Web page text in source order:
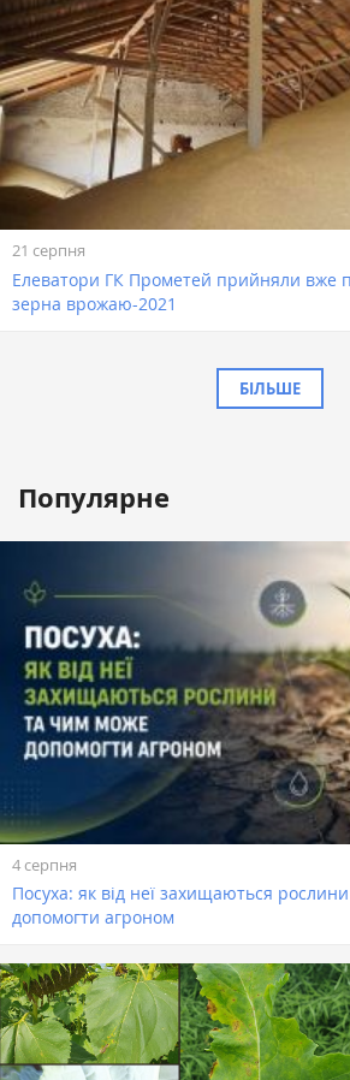
21 серпня
Елеватори ГК Прометей прийняли вже
зерна врожаю-2021
БІЛЬШЕ
Популярне
4 серпня
Посуха: як від неї захищаються
допомогти агроном